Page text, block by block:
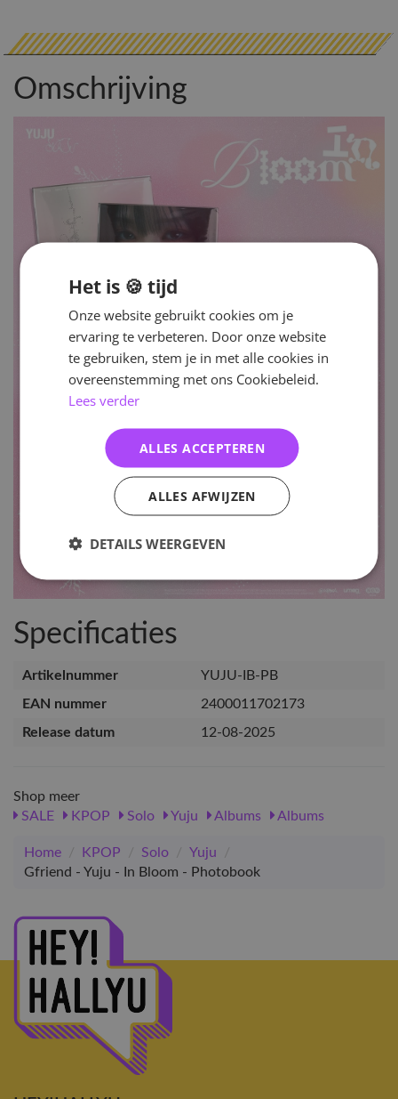
Omschrijving
Specificaties
Artikelnummer
YUJU-IB-PB
EAN nummer
2400011702173
Release datum
12-08-2025
Shop meer
SALE
KPOP Solo Yuju Albums Albums
Home / KPOP / Solo / Yuju
/
Gfriend - Yuju - In Bloom - Photobook
Het is 🍪 tijd
Onze website gebruikt cookies om je
ervaring te verbeteren. Door onze website
te gebruiken, stem je in met alle cookies in
overeenstemming met ons Cookiebeleid.
Lees verder
ALLES ACCEPTEREN
ALLES AFWIJZEN
DETAILS WEERGEVEN